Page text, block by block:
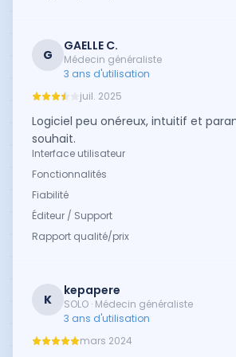
G
GAELLE C.
Médecin généraliste
3 ans d'utilisation
juil. 2025
Logiciel peu onéreux, intuitif et
souhait.
Interface utilisateur
Fonctionnalités
Fiabilité
Éditeur / Support
Rapport qualité/prix
K
kepapere
SOLO · Médecin généraliste
3 ans d'utilisation
mars 2024